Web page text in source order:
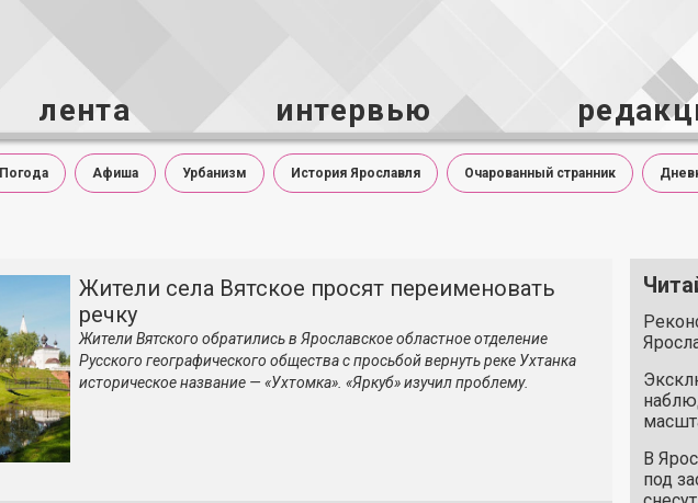
лента интервью
Погода Афиша Урбанизм История Ярославля Очарованный странник
Жители села Вятское просят переименовать
речку
Жители Вятского обратились в Ярославское областное отделение
Русского географического общества с просьбой вернуть реке Ухтанка
историческое название — «Ухтомка». «Яркуб» изучил проблему.
В
под